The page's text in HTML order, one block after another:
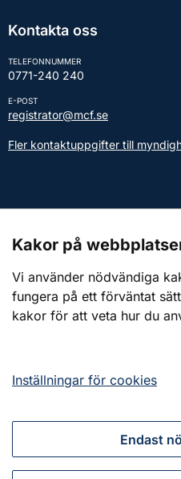
Kontakta oss
TELEFONNUMMER
0771-240 240
E-POST
registrator@mcf.se
Fler kontaktuppgifter till
Webbplatsen
Om webbplatsen
Kakor på
Vi använder nödvändiga
fungera på ett förväntat
kakor för att veta hur du
Inställningar för cookies
Endast